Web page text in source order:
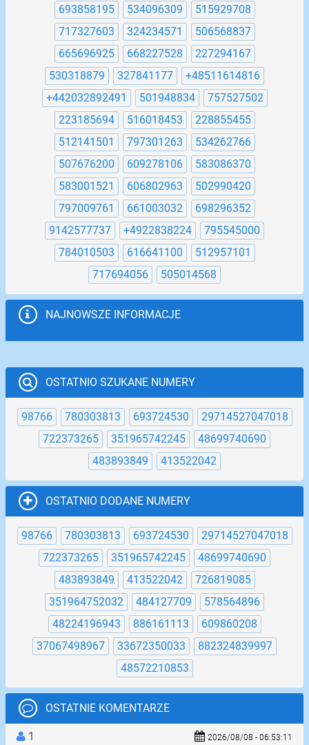
693858195 534096309
515929708
717327603
324234571
506568837
665696925
668227528
227294167
530318879
327841177
+48511614816
+442032892491
501948834
757527502
223185694
516018453
228855455
512141501
797301263
534262766
507676200
609278106
583086370
583001521
606802963
502990420
797009761
661003032
698296352
9142577737
+4922838224
795545000
784010503
616641100
512957101
717694056
505014568
NAJNOWSZE INFORMACJE
OSTATNIO SZUKANE NUMERY
98766 780303813 693724530
29714527047018
722373265
351965742245
48699740690
483893849
413522042
OSTATNIO DODANE NUMERY
98766 780303813 693724530
29714527047018
722373265
351965742245
48699740690
483893849
413522042
726819085
351964752032
484127709
578564896
48224196943
886161113
609860208
37067498967
33672350033
882324839997
48572210853
OSTATNIE KOMENTARZE
1
2026/08/08 - 06:53:11